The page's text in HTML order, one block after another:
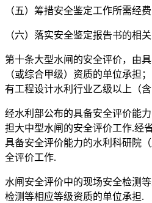
（五）筹措安全鉴定工作所需经费
（六）落实安全鉴定报告书的相
第十条大型水闸的安全评价，由
（或综合甲级）资质的单位承担
有工程设计水利行业乙级以上（
经水利部公布的具备安全评价能
担大中型水闸的安全评价工作.经
具备安全评价能力的水利科研院
全评价工作.
水闸安全评价中的现场安全检测
检测等相应等级资质的单位承担.